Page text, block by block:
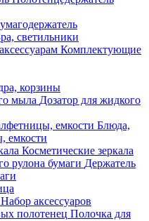
светильники
Комплектующие
корзины
Дозатор для жидкого
Блюда,
емкости
Косметические зеркала
Держатель
Набор аксессуаров
Полочка для